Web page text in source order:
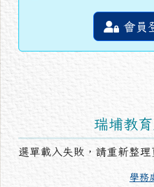
會員
瑞埔教
選單載入失敗，請重新整理
學務